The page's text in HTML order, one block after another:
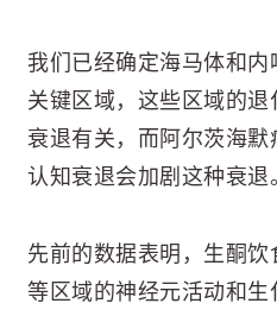
我们已经确定海马体和
关键区域，这些区域的退
衰退有关，而阿尔茨海
认知衰退会加剧这种衰退
先前的数据表明，生酮
等区域的神经元活动和生